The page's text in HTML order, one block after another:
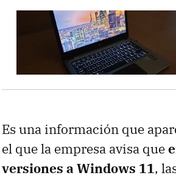
Es una información que
el que la empresa avisa que
versiones a Windows 11,